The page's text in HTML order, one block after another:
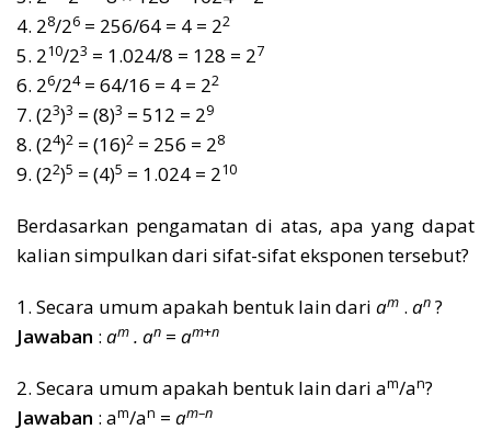
4. 28/26 = 256/64 = 4 = 22
5. 210/23 = 1.024/8 = 128 = 27
6. 26/24= 64/16 = 4 = 22
7. (23)3 = (8)3 = 512 = 29
8. (24)2 = (16)2 = 256 = 28
9. (22)5 = (4)5 = 1.024 = 210
Berdasarkan pengamatan di atas, apa yang dapat
kalian simpulkan dari sifat-sifat eksponen tersebut?
1. Secara umum apakah bentuk lain dari am . an ?
Jawaban : am . an = am+n
2. Secara umum apakah bentuk lain dari am/an?
Jawaban : am/an = am–n